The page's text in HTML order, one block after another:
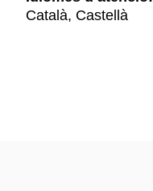
Català, Castellà